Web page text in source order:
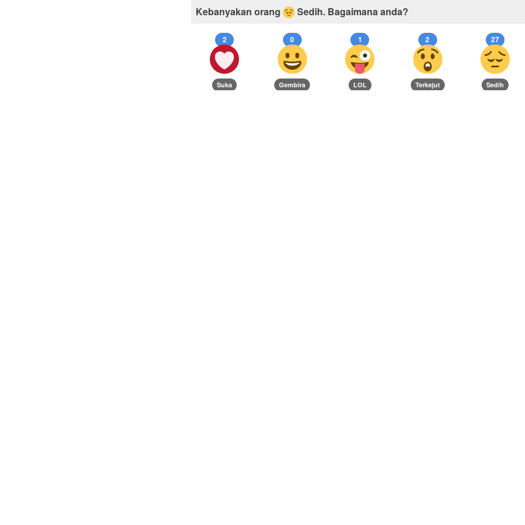
Kebanyakan orang Sedih. Bagaimana anda?
2
Suka
0
Gembira
1
LOL
2
Terkejut
27
Sedih